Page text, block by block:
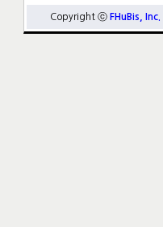
Copyright ⓒ FHuBis, Inc.